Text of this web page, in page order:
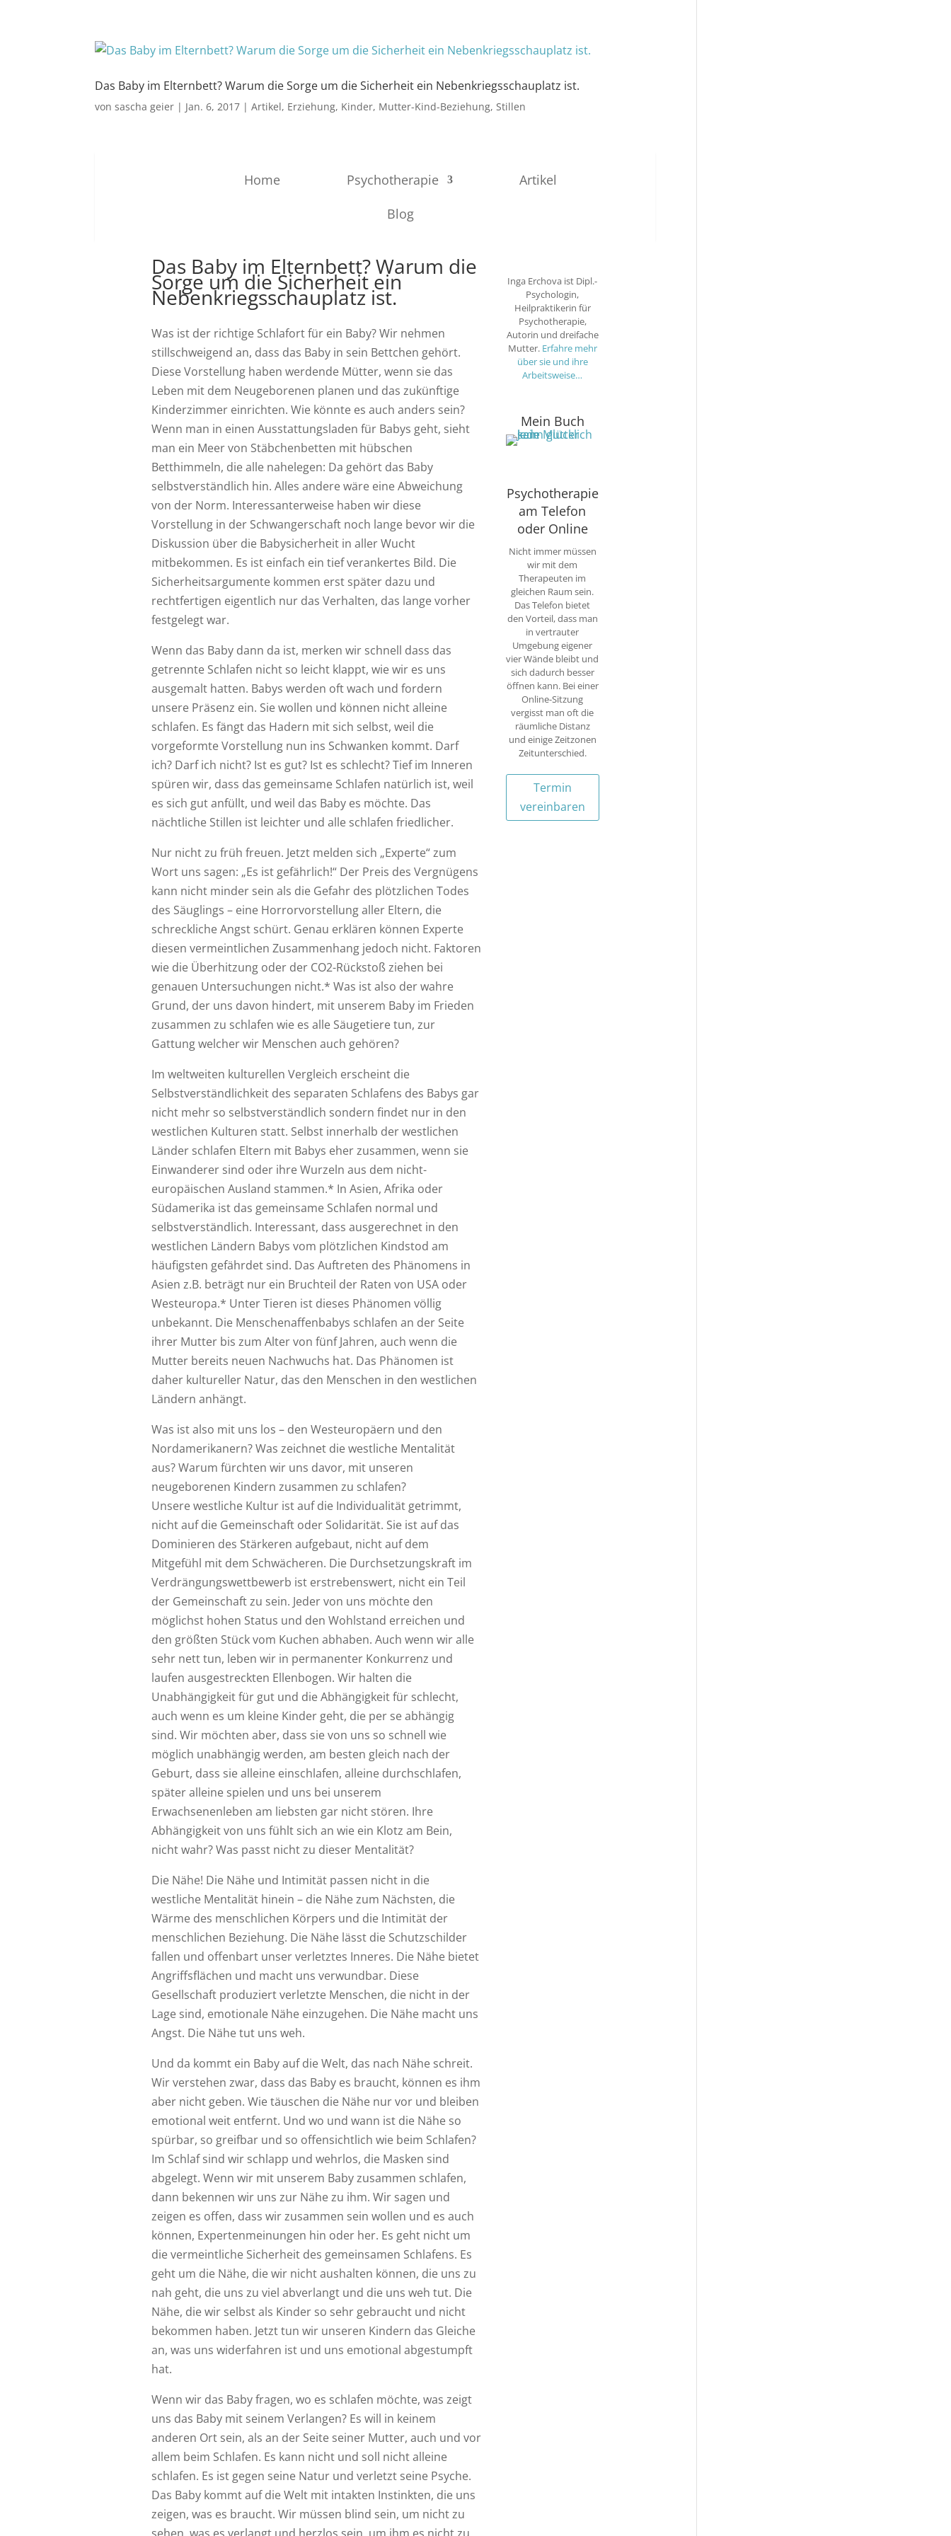
Das Baby im Elternbett? Warum die Sorge um die Sicherheit ein Nebenkriegsschauplatz ist.
vonsascha geier | Jan. 6, 2017 |Artikel, Erziehung, Kinder, Mutter-Kind-Beziehung,Stillen
Home Psychotherapie
Artikel
Blog
Das Baby im Elternbett? Warum die
Sorge um die Sicherheit ein
Nebenkriegsschauplatz ist.
Was ist der richtige Schlafort für ein Baby? Wir nehmen
stillschweigend an, dass das Baby in sein Bettchen gehört.
Diese Vorstellung haben werdende Mütter, wenn sie das
Leben mit dem Neugeborenen planen und das zukünftige
Kinderzimmer einrichten. Wie könnte es auch anders sein?
Wenn man in einen Ausstattungsladen für Babys geht, sieht
man ein Meer von Stäbchenbetten mit hübschen
Betthimmeln, die alle nahelegen: Da gehört das Baby
selbstverständlich hin. Alles andere wäre eine Abweichung
von der Norm. Interessanterweise haben wir diese
Vorstellung in der Schwangerschaft noch lange bevor wir die
Diskussion über die Babysicherheit in aller Wucht
mitbekommen. Es ist einfach ein tief verankertes Bild. Die
Sicherheitsargumente kommen erst später dazu und
rechtfertigen eigentlich nur das Verhalten, das lange vorher
festgelegt war.
Wenn das Baby dann da ist, merken wir schnell dass das
getrennte Schlafen nicht so leicht klappt, wie wir es uns
ausgemalt hatten. Babys werden oft wach und fordern
unsere Präsenz ein. Sie wollen und können nicht alleine
schlafen. Es fängt das Hadern mit sich selbst, weil die
vorgeformte Vorstellung nun ins Schwanken kommt. Darf
ich? Darf ich nicht? Ist es gut? Ist es schlecht? Tief im Inneren
spüren wir, dass das gemeinsame Schlafen natürlich ist, weil
es sich gut anfüllt, und weil das Baby es möchte. Das
nächtliche Stillen ist leichter und alle schlafen friedlicher.
Nur nicht zu früh freuen. Jetzt melden sich „Experte“ zum
Wort uns sagen: „Es ist gefährlich!“ Der Preis des Vergnügens
kann nicht minder sein als die Gefahr des plötzlichen Todes
des Säuglings – eine Horrorvorstellung aller Eltern, die
schreckliche Angst schürt. Genau erklären können Experte
diesen vermeintlichen Zusammenhang jedoch nicht. Faktoren
wie die Überhitzung oder der CO2-Rückstoß ziehen bei
genauen Untersuchungen nicht.* Was ist also der wahre
Grund, der uns davon hindert, mit unserem Baby im Frieden
zusammen zu schlafen wie es alle Säugetiere tun, zur
Gattung welcher wir Menschen auch gehören?
Im weltweiten kulturellen Vergleich erscheint die
Selbstverständlichkeit des separaten Schlafens des Babys gar
nicht mehr so selbstverständlich sondern findet nur in den
westlichen Kulturen statt. Selbst innerhalb der westlichen
Länder schlafen Eltern mit Babys eher zusammen, wenn sie
Einwanderer sind oder ihre Wurzeln aus dem nicht-
europäischen Ausland stammen.* In Asien, Afrika oder
Südamerika ist das gemeinsame Schlafen normal und
selbstverständlich. Interessant, dass ausgerechnet in den
westlichen Ländern Babys vom plötzlichen Kindstod am
häufigsten gefährdet sind. Das Auftreten des Phänomens in
Asien z.B. beträgt nur ein Bruchteil der Raten von USA oder
Westeuropa.* Unter Tieren ist dieses Phänomen völlig
unbekannt. Die Menschenaffenbabys schlafen an der Seite
ihrer Mutter bis zum Alter von fünf Jahren, auch wenn die
Mutter bereits neuen Nachwuchs hat. Das Phänomen ist
daher kultureller Natur, das den Menschen in den westlichen
Ländern anhängt.
Was ist also mit uns los – den Westeuropäern und den
Nordamerikanern? Was zeichnet die westliche Mentalität
aus? Warum fürchten wir uns davor, mit unseren
neugeborenen Kindern zusammen zu schlafen?
Unsere westliche Kultur ist auf die Individualität getrimmt,
nicht auf die Gemeinschaft oder Solidarität. Sie ist auf das
Dominieren des Stärkeren aufgebaut, nicht auf dem
Mitgefühl mit dem Schwächeren. Die Durchsetzungskraft im
Verdrängungswettbewerb ist erstrebenswert, nicht ein Teil
der Gemeinschaft zu sein. Jeder von uns möchte den
möglichst hohen Status und den Wohlstand erreichen und
den größten Stück vom Kuchen abhaben. Auch wenn wir alle
sehr nett tun, leben wir in permanenter Konkurrenz und
laufen ausgestreckten Ellenbogen. Wir halten die
Unabhängigkeit für gut und die Abhängigkeit für schlecht,
auch wenn es um kleine Kinder geht, die per se abhängig
sind. Wir möchten aber, dass sie von uns so schnell wie
möglich unabhängig werden, am besten gleich nach der
Geburt, dass sie alleine einschlafen, alleine durchschlafen,
später alleine spielen und uns bei unserem
Erwachsenenleben am liebsten gar nicht stören. Ihre
Abhängigkeit von uns fühlt sich an wie ein Klotz am Bein,
nicht wahr? Was passt nicht zu dieser Mentalität?
Die Nähe! Die Nähe und Intimität passen nicht in die
westliche Mentalität hinein – die Nähe zum Nächsten, die
Wärme des menschlichen Körpers und die Intimität der
menschlichen Beziehung. Die Nähe lässt die Schutzschilder
fallen und offenbart unser verletztes Inneres. Die Nähe bietet
Angriffsflächen und macht uns verwundbar. Diese
Gesellschaft produziert verletzte Menschen, die nicht in der
Lage sind, emotionale Nähe einzugehen. Die Nähe macht uns
Angst. Die Nähe tut uns weh.
Und da kommt ein Baby auf die Welt, das nach Nähe schreit.
Wir verstehen zwar, dass das Baby es braucht, können es ihm
aber nicht geben. Wie täuschen die Nähe nur vor und bleiben
emotional weit entfernt. Und wo und wann ist die Nähe so
spürbar, so greifbar und so offensichtlich wie beim Schlafen?
Im Schlaf sind wir schlapp und wehrlos, die Masken sind
abgelegt. Wenn wir mit unserem Baby zusammen schlafen,
dann bekennen wir uns zur Nähe zu ihm. Wir sagen und
zeigen es offen, dass wir zusammen sein wollen und es auch
können, Expertenmeinungen hin oder her. Es geht nicht um
die vermeintliche Sicherheit des gemeinsamen Schlafens. Es
geht um die Nähe, die wir nicht aushalten können, die uns zu
nah geht, die uns zu viel abverlangt und die uns weh tut. Die
Nähe, die wir selbst als Kinder so sehr gebraucht und nicht
bekommen haben. Jetzt tun wir unseren Kindern das Gleiche
an, was uns widerfahren ist und uns emotional abgestumpft
hat.
Wenn wir das Baby fragen, wo es schlafen möchte, was zeigt
uns das Baby mit seinem Verlangen? Es will in keinem
anderen Ort sein, als an der Seite seiner Mutter, auch und vor
allem beim Schlafen. Es kann nicht und soll nicht alleine
schlafen. Es ist gegen seine Natur und verletzt seine Psyche.
Das Baby kommt auf die Welt mit intakten Instinkten, die uns
zeigen, was es braucht. Wir müssen blind sein, um nicht zu
Inga Erchova ist Dipl.-
Psychologin,
Heilpraktikerin für
Psychotherapie,
Autorin und dreifache
Mutter. Erfahre mehr
über sie und ihre
Arbeitsweise…
Mein Buch
Psychotherapie
am Telefon
oder Online
Nicht immer müssen
wir mit dem
Therapeuten im
gleichen Raum sein.
Das Telefon bietet
den Vorteil, dass man
in vertrauter
Umgebung eigener
vier Wände bleibt und
sich dadurch besser
öffnen kann. Bei einer
Online-Sitzung
vergisst man oft die
räumliche Distanz
und einige Zeitzonen
Zeitunterschied.
Termin
vereinbaren